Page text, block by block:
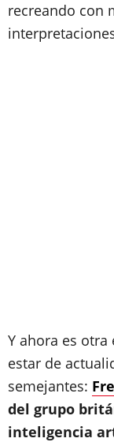
recreando con
Y ahora es
estar de
semejantes:
del grupo
inteligencia